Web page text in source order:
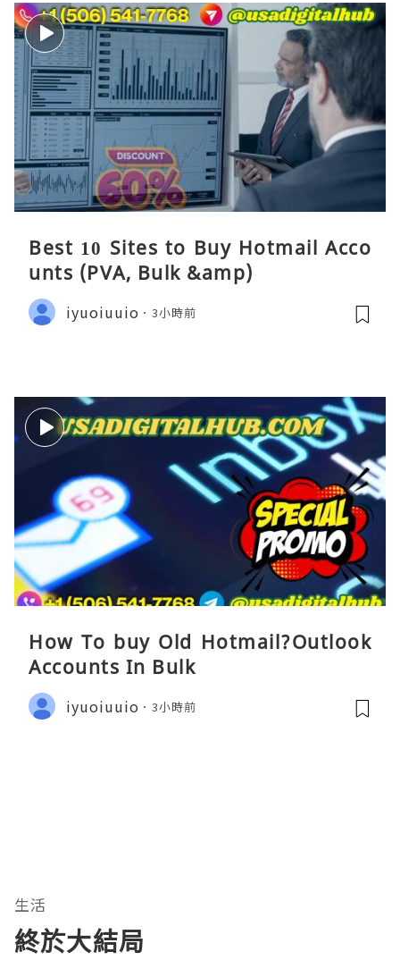
Best 10 Sites to Buy Hotmail Acco
unts (PVA, Bulk &amp)
iyuoiuuio 3小時前
How To buy Old Hotmail?Outlook
Accounts In Bulk
iyuoiuuio 3小時前
生活
終於大結局